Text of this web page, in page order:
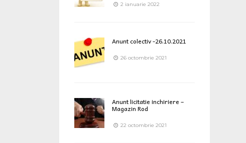
2 ianuarie 2022
Anunt colectiv -26.10.2021
26 octombrie 2021
Anunt licitatie inchiriere –
Magazin Rod
22 octombrie 2021